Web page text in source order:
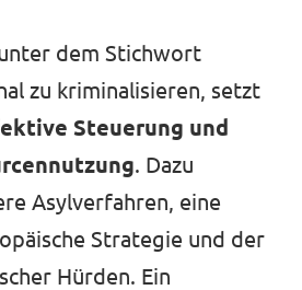
dem Stichwort
zu kriminalisieren, setzt
Steuerung und
. Dazu
Asylverfahren, eine
Strategie und der
Hürden. Ein